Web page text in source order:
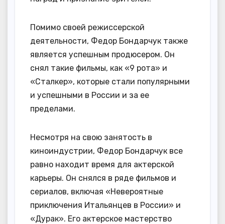
Помимо своей режиссерской
деятельности, Федор Бондарчук также
является успешным продюсером. Он
снял такие фильмы, как «9 рота» и
«Сталкер», которые стали популярными
и успешными в России и за ее
пределами.
Несмотря на свою занятость в
киноиндустрии, Федор Бондарчук все
равно находит время для актерской
карьеры. Он снялся в ряде фильмов и
сериалов, включая «Невероятные
приключения Итальянцев в России» и
«Дурак». Его актерское мастерство